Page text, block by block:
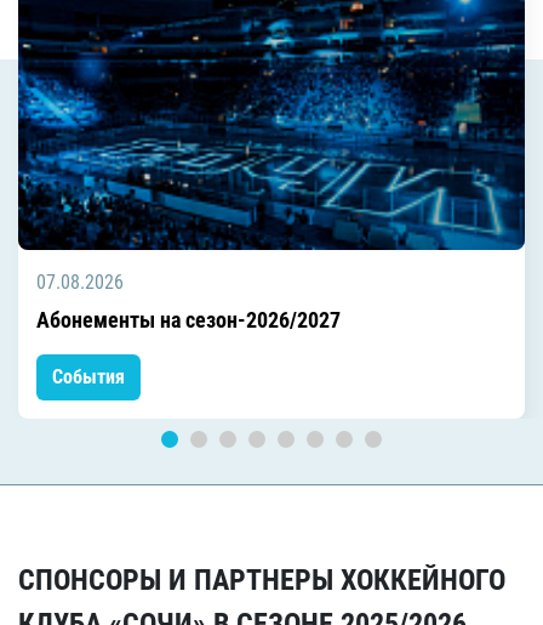
07.08.2026
Абонементы на сезон-2026/2027
События
СПОНСОРЫ И ПАРТНЕРЫ ХОККЕЙНОГО